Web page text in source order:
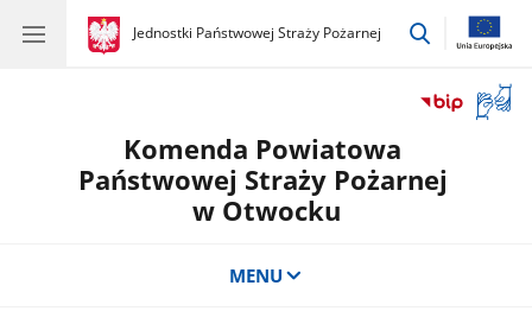
gov.pl
Jednostki Państwowej Straży Pożarnej
gov.pl
Jednostki
przejdź
okno
Komenda Powiatowa
Państwowej Straży Pożarnej
w Otwocku
MENU